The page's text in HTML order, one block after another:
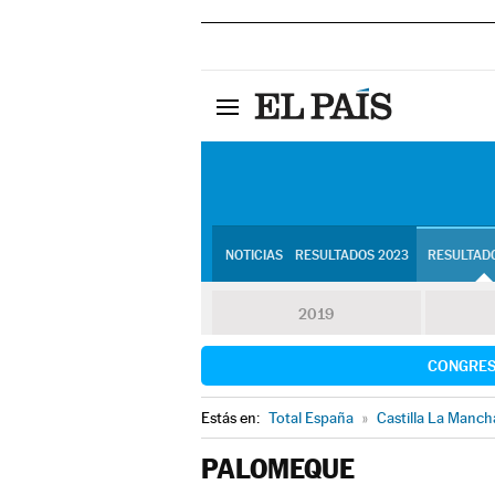
NOTICIAS RESULTADOS 2023
2019
Estás en: Total España » Castilla La
PALOMEQUE